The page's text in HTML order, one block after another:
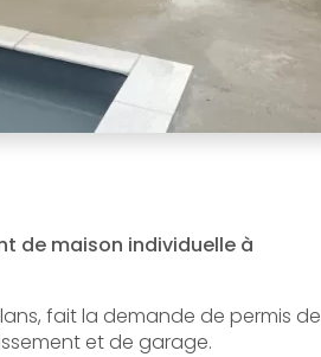
de maison individuelle à
fait la demande de permis de
et de garage.